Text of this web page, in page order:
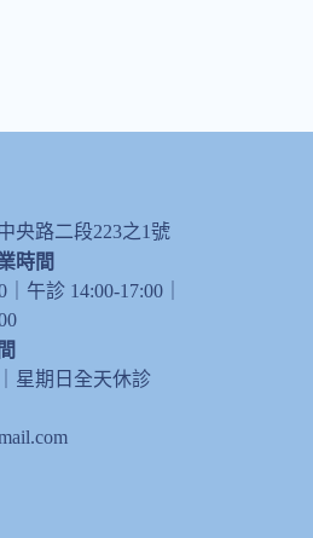
央路二段223之1號
時間
午診 14:00-17:00｜
星期日全天休診